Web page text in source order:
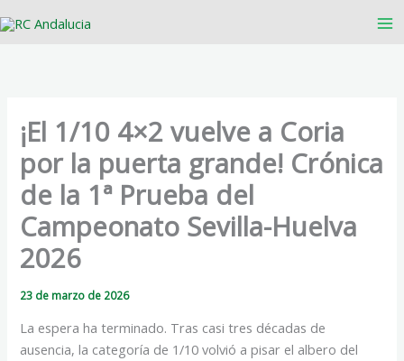
al
¡El 1/10 4×2 vuelve a Coria
por la puerta grande! Crónica
de la 1ª Prueba del
Campeonato Sevilla-Huelva
2026
23 de marzo de 2026
La espera ha terminado. Tras casi tres décadas de
ausencia, la categoría de 1/10 volvió a pisar el albero del